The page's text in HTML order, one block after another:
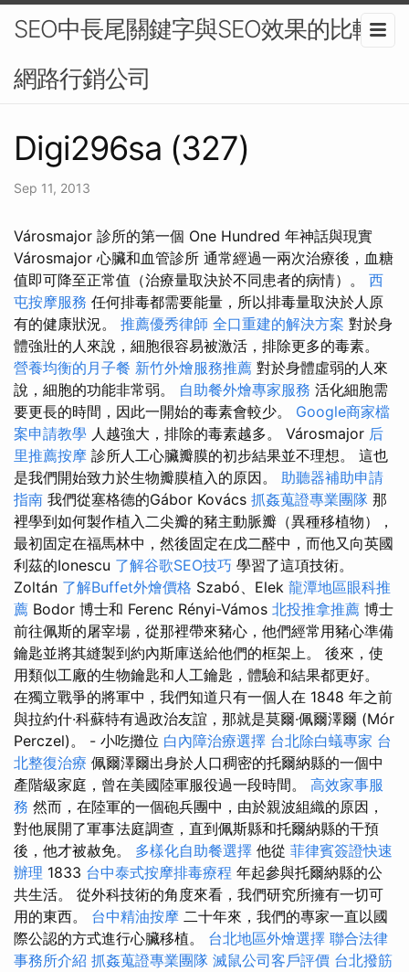
SEO中長尾關鍵字與SEO效果的比較-
網路行銷公司
Digi296sa (327)
Sep 11, 2013
Városmajor 診所的第一個 One Hundred 年神話與現實
Városmajor 心臟和血管診所 通常經過一兩次治療後，血糖
值即可降至正常值（治療量取決於不同患者的病情）。 西
屯按摩服務 任何排毒都需要能量，所以排毒量取決於人原
有的健康狀況。 推薦優秀律師 全口重建的解決方案 對於身
體強壯的人來說，細胞很容易被激活，排除更多的毒素。
營養均衡的月子餐 新竹外燴服務推薦 對於身體虛弱的人來
說，細胞的功能非常弱。 自助餐外燴專家服務 活化細胞需
要更長的時間，因此一開始的毒素會較少。 Google商家檔
案申請教學 人越強大，排除的毒素越多。 Városmajor 后
里推薦按摩 診所人工心臟瓣膜的初步結果並不理想。 這也
是我們開始致力於生物瓣膜植入的原因。 助聽器補助申請
指南 我們從塞格德的Gábor Kovács 抓姦蒐證專業團隊 那
裡學到如何製作植入二尖瓣的豬主動脈瓣（異種移植物），
最初固定在福馬林中，然後固定在戊二醛中，而他又向英國
利茲的Ionescu 了解谷歌SEO技巧 學習了這項技術。
Zoltán 了解Buffet外燴價格 Szabó、Elek 龍潭地區眼科推
薦 Bodor 博士和 Ferenc Rényi-Vámos 北投推拿推薦 博士
前往佩斯的屠宰場，從那裡帶來豬心，他們經常用豬心準備
鑰匙並將其縫製到約內斯庫送給他們的框架上。 後來，使
用類似工廠的生物鑰匙和人工鑰匙，體驗和結果都更好。
在獨立戰爭的將軍中，我們知道只有一個人在 1848 年之前
與拉約什·科蘇特有過政治友誼，那就是莫爾·佩爾澤爾 (Mór
Perczel)。 - 小吃攤位 白內障治療選擇 台北除白蟻專家 台
北整復治療 佩爾澤爾出身於人口稠密的托爾納縣的一個中
產階級家庭，曾在美國陸軍服役過一段時間。 高效家事服
務 然而，在陸軍的一個砲兵團中，由於親波組織的原因，
對他展開了軍事法庭調查，直到佩斯縣和托爾納縣的干預
後，他才被赦免。 多樣化自助餐選擇 他從 菲律賓簽證快速
辦理 1833 台中泰式按摩排毒療程 年起參與托爾納縣的公
共生活。 從外科技術的角度來看，我們研究所擁有一切可
用的東西。 台中精油按摩 二十年來，我們的專家一直以國
際公認的方式進行心臟移植。 台北地區外燴選擇 聯合法律
事務所介紹 抓姦蒐證專業團隊 滅鼠公司客戶評價 台北撥筋